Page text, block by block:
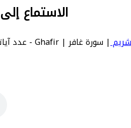
الاستماع
| سورة غافر | Ghafir - عدد آياتها 85 - رقم السورة في المصحف: 40 - معنى السورة بالإنجليزية: The Forgiver (God).